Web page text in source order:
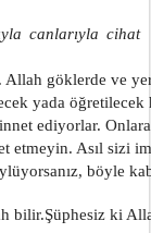
göklerde ve
yada öğretilecek
ediyorlar.
etmeyin. Asıl sizi
böyle
bilir.Şüphesiz ki